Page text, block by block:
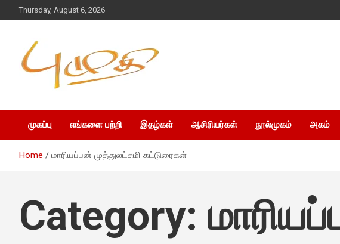
Thursday, August 6, 2026
முகப்பு எங்களை பற்றி இதழ்கள் ஆசிரியர்கள் நூல்முகம் அகம்
Home மாரியப்பன் முத்துலட்சுமி கட்டுரைகள்
Category: